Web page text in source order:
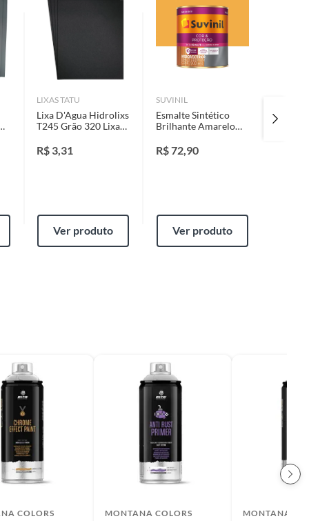
LIXAS TATU
Lixa D'Agua Hidrolixs
T245 Grão 320 Lixas
R$ 3,31
Ver produto
SUVINIL
Esmalte Sintético
Brilhante Amarelo
Proteção Premium
para Madeiras e
R$72,90
Ver produto
Preto
COLORS MONTANA COLORS MONTANA